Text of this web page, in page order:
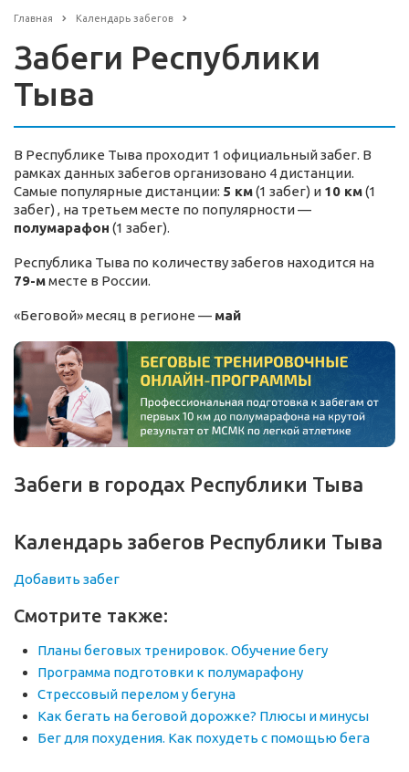
Главная Календарь забегов
Забеги Республики
Тыва
В Республике Тыва проходит 1 официальный забег. В
рамках данных забегов организовано 4 дистанции.
Самые популярные дистанции: 5 км(1 забег) и 10 км(1
забег) , на третьем месте по популярности —
полумарафон (1 забег).
Республика Тыва по количеству забегов находится на
79-мместе в России.
«Беговой» месяц в регионе — май
Забеги в городах Республики Тыва
Календарь забегов Республики Тыва
Добавить забег
Смотрите также:
Планы беговых тренировок. Обучение бегу
Программа подготовки к полумарафону
Стрессовый перелом у бегуна
Как бегать на беговой дорожке? Плюсы и минусы
Бег для похудения. Как похудеть с помощью бега